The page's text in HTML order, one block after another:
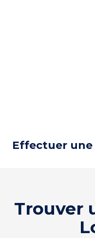
Effectuer
Trouver